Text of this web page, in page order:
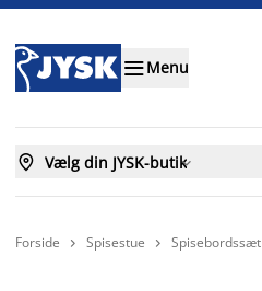
Menu
 Vælg din JYSK-butik
Forside  Spisestue  Spisebordssæt